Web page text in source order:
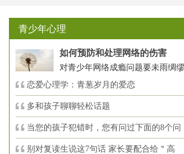
青少年心理
如何预防和处理网络的伤害
对青少年网络成瘾问题要未雨绸
恋爱心理学：青葱岁月的爱恋
多和孩子聊聊轻松话题
当您的孩子犯错时，您有问过下面的8个问
别对复读生说这7句话 家长要配合给＂高